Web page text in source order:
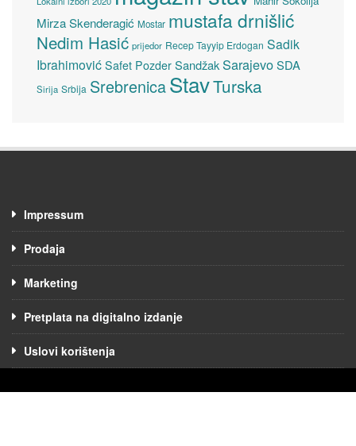
Mirza Skenderagić Mostar mustafa drnišlić
Nedim Hasić prijedor Recep Tayyip Erdogan Sadik
Ibrahimović Safet Pozder SandžakSarajevoSDA
Sirija Srbija SrebrenicaStavTurska
Impressum
Prodaja
Marketing
Pretplata na digitalno izdanje
Uslovi korištenja